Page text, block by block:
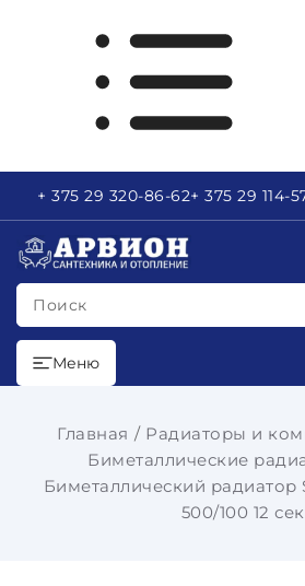
+ 375 29 320-86-62+ 375 29 114-
Поиск
Меню
Главная
Радиаторы и
Биметаллические
Биметаллический радиатор
500/100 12